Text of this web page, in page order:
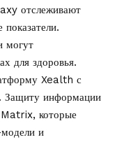
отслеживают
могут
для здоровья.
Xealth с
Защиту информации
которые
и